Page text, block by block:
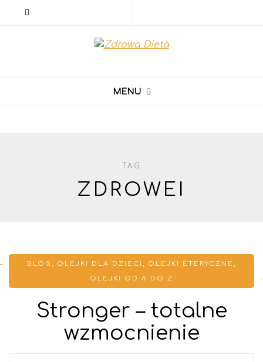
MENU
TAG
ZDROWEI
BLOG , OLEJKI DLA DZIECI , OLEJKI ETERYCZNE ,
OLEJKI OD A DO Z
Stronger – totalne
wzmocnienie